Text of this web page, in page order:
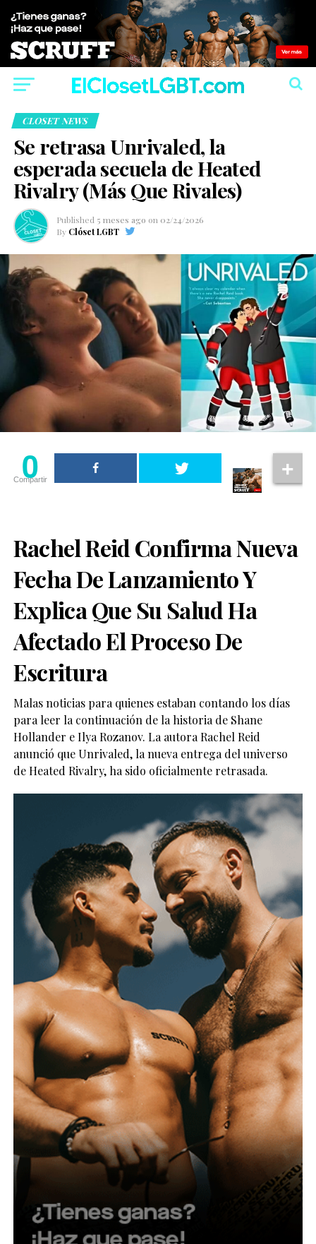
CLOSET NEWS
Se retrasa Unrivaled, la
esperada secuela de Heated
Rivalry (Más Que Rivales)
Published 5 meses ago on 02/24/2026
By Clóset LGBT
0
Compartir
Rachel Reid Confirma Nueva
Fecha De Lanzamiento Y
Explica Que Su Salud Ha
Afectado El Proceso De
Escritura
Malas noticias para quienes estaban contando los días
para leer la continuación de la historia de Shane
Hollander e Ilya Rozanov. La autora Rachel Reid
anunció que Unrivaled, la nueva entrega del universo
de Heated Rivalry, ha sido oficialmente retrasada.